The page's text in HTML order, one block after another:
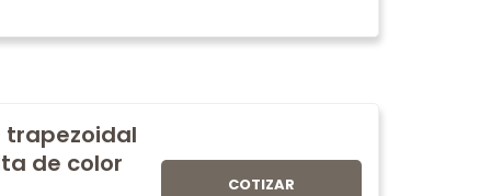
trapezoidal
de color
COTIZAR